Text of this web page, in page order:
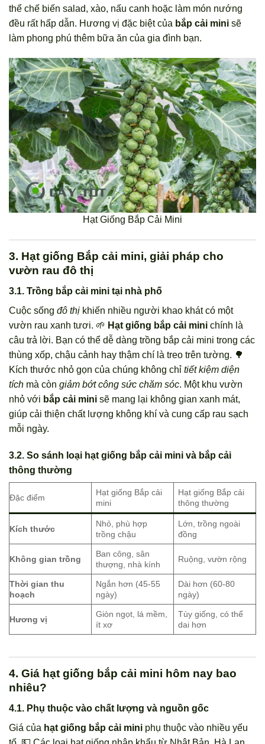
thể chế biến salad, xào, nấu canh hoặc làm món nướng
đều rất hấp dẫn. Hương vị đặc biệt của bắp cải mini sẽ
làm phong phú thêm bữa ăn của gia đình bạn.
Hạt Giống Bắp Cải Mini
3. Hạt giống Bắp cải mini, giải pháp cho
vườn rau đô thị
3.1. Trồng bắp cải mini tại nhà phố
Cuộc sống đô thị khiến nhiều người khao khát có một
vườn rau xanh tươi. 🌱 Hạt giống bắp cải mini chính là
câu trả lời. Bạn có thể dễ dàng trồng bắp cải mini trong các
thùng xốp, chậu cảnh hay thậm chí là treo trên tường. 🌳
Kích thước nhỏ gọn của chúng không chỉ tiết kiệm diện
tích mà còn giảm bớt công sức chăm sóc. Một khu vườn
nhỏ với bắp cải mini sẽ mang lại không gian xanh mát,
giúp cải thiện chất lượng không khí và cung cấp rau sạch
mỗi ngày.
3.2. So sánh loại hạt giống bắp cải mini và bắp cải
thông thường
Đặc điểm
Hạt giống Bắp cải
mini
Hạt giống Bắp cải
thông thường
Kích thước
Nhỏ, phù hợp
trồng chậu
Lớn, trồng ngoài
đồng
Không gian trồng
Ban công, sân
thượng, nhà kính
Ruộng, vườn rộng
Thời gian thu
hoạch
Ngắn hơn (45-55
ngày)
Dài hơn (60-80
ngày)
Hương vị
Giòn ngọt, lá mềm,
ít xơ
Tùy giống, có thể
dai hơn
4. Giá hạt giống bắp cải mini hôm nay bao
nhiêu?
4.1. Phụ thuộc vào chất lượng và nguồn gốc
Giá của hạt giống bắp cải mini phụ thuộc vào nhiều yếu